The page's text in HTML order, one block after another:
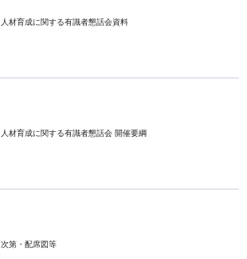
人材育成に関する有識者懇話会資料
人材育成に関する有識者懇話会 開催要綱
次第・配席図等